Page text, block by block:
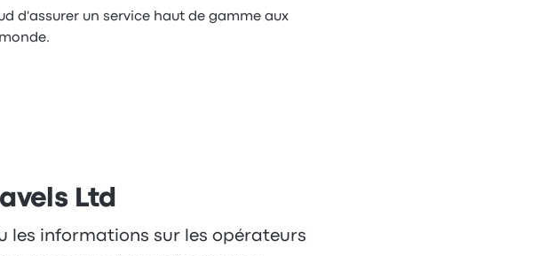
d'assurer un service haut de gamme aux
Ltd
les informations sur les opérateurs